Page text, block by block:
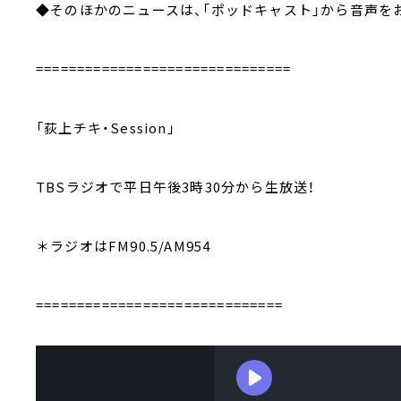
◆そのほかのニュースは、「ポッドキャスト」から音声を
===============================
「荻上チキ・Session」
TBSラジオで平日午後3時30分から生放送！
＊ラジオはFM90.5/AM954
==============================